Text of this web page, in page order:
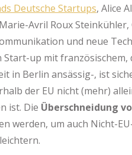
Deutsche Startups, Alice
Avril Roux
und neue
Start-up mit
in Berlin ansässig-, ist
der EU nicht (mehr)
ist. Die Überschneidung
werden, um auch Nicht-